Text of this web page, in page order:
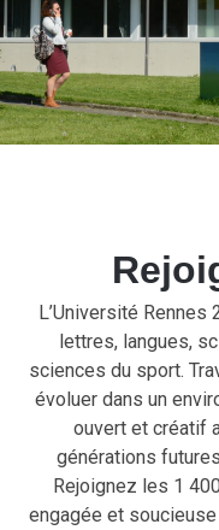
L’Université
lettres, langues,
sciences du sport.
évoluer dans un
ouvert et créatif
générations
Rejoignez les 1
engagée et